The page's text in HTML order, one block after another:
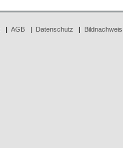
| AGB| Datenschutz Bildnachweis